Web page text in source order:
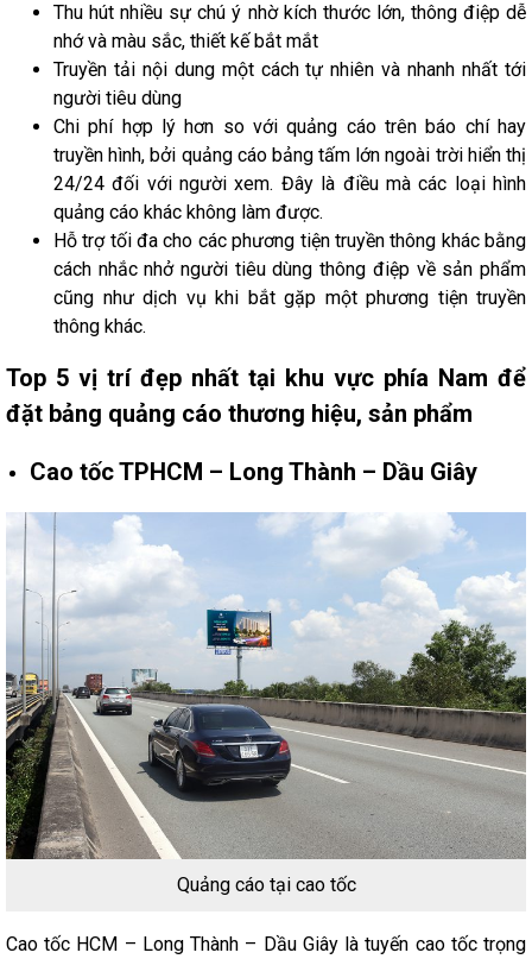
Thu hút nhiều sự chú ý nhờ kích thước lớn, thông điệp dễ
nhớ và màu sắc, thiết kế bắt mắt
Truyền tải nội dung một cách tự nhiên và nhanh nhất tới
người tiêu dùng
Chi phí hợp lý hơn so với quảng cáo trên báo chí hay
truyền hình, bởi quảng cáo bảng tấm lớn ngoài trời hiển thị
24/24 đối với người xem. Đây là điều mà các loại hình
quảng cáo khác không làm được.
Hỗ trợ tối đa cho các phương tiện truyền thông khác bằng
cách nhắc nhở người tiêu dùng thông điệp về sản phẩm
cũng như dịch vụ khi bắt gặp một phương tiện truyền
thông khác.
Top 5 vị trí đẹp nhất tại khu vực phía Nam để
đặt bảng quảng cáo thương hiệu, sản phẩm
Cao tốc TPHCM – Long Thành – Dầu Giây
Quảng cáo tại cao tốc
Cao tốc HCM – Long Thành – Dầu Giây là tuyến cao tốc trọng